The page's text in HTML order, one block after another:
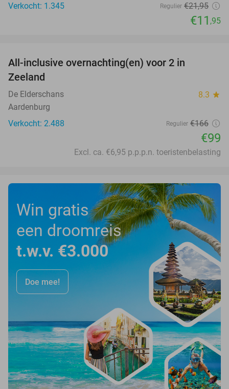
Verkocht: 1.345
Regulier €21,95
€11 ,95
All-inclusive overnachting(en) voor 2 in
Zeeland
De Elderschans 8.3 star
Aardenburg
Verkocht: 2.488
Regulier €166
€99
Excl. ca. €6,95 p.p.p.n. toeristenbelasting
Win gratis
een droomreis
t.w.v. €3.000
Doe mee!